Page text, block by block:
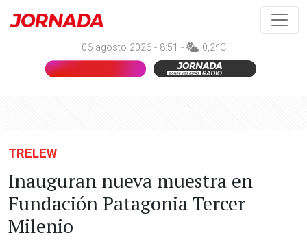
06 agosto 2026 - 8:51 - 0,2ºC
TRELEW
Inauguran nueva muestra en
Fundación Patagonia Tercer
Milenio